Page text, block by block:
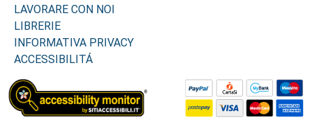
LAVORARE CON NOI
LIBRERIE
INFORMATIVA PRIVACY
ACCESSIBILITÁ